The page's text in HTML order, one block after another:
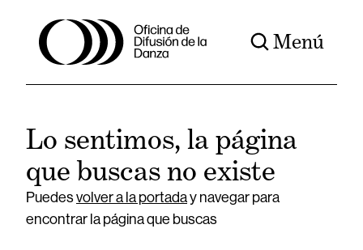
Menú
Lo sentimos, la página
que buscas no existe
Puedesvolver a la portaday navegar para
encontrar la página que buscas